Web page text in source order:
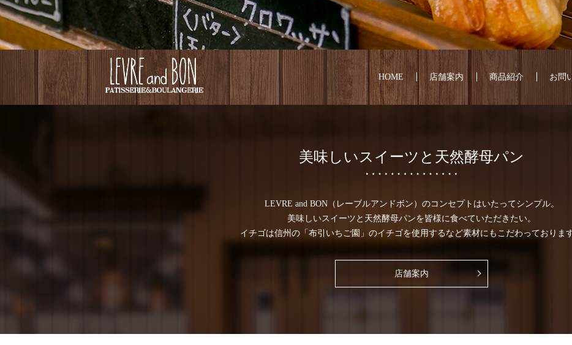
HOME 店舗案内 商品紹介 お問
美味しいスイーツと天然酵母パン
LEVRE and BON（レーブルアンドボン）のコンセプトはいたってシンプル。
美味しいスイーツと天然酵母パンを皆様に食べていただきたい。
イチゴは信州の「布引いちご園」のイチゴを使用するなど素材にもこだわっております
店舗案内